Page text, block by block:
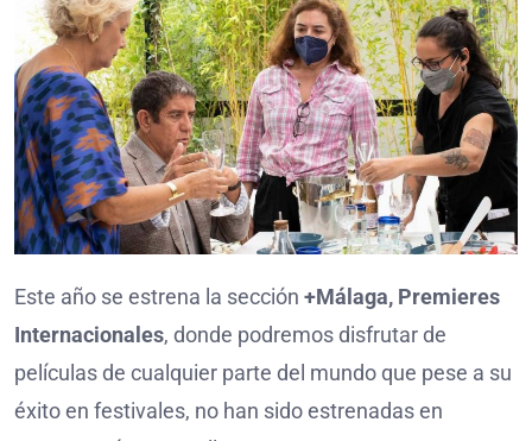
Este año se estrena la sección +Málaga, Premieres
Internacionales, donde podremos disfrutar de
películas de cualquier parte del mundo que pese a su
éxito en festivales, no han sido estrenadas en